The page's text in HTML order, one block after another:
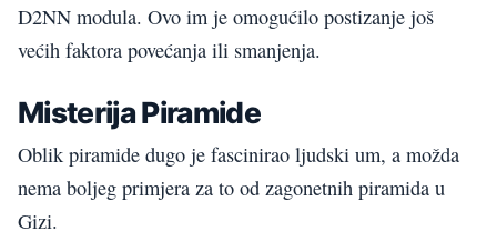
D2NN modula. Ovo im je omogućilo postizanje još
većih faktora povećanja ili smanjenja.
Misterija Piramide
Oblik piramide dugo je fascinirao ljudski um, a možda
nema boljeg primjera za to od zagonetnih piramida u
Gizi.